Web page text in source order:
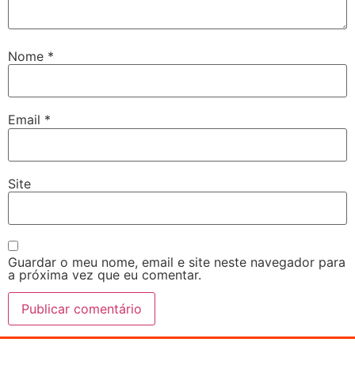
Nome *
Email *
Site
Guardar o meu nome, email e site neste navegador para
a próxima vez que eu comentar.